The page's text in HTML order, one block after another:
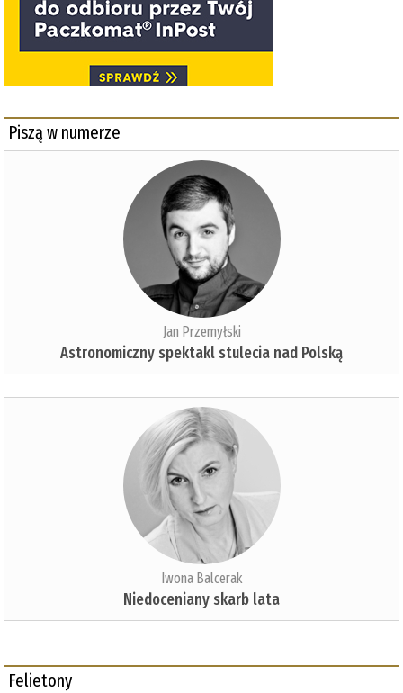
Piszą w numerze
Jan Przemyłski
Astronomiczny spektakl stulecia nad Polską
Iwona Balcerak
Niedoceniany skarb lata
Felietony